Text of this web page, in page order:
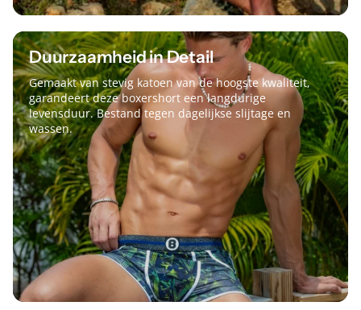
Duurzaamheid in Detail
Gemaakt van stevig katoen van de hoogste kwaliteit,
garandeert deze boxershort een langdurige
levensduur. Bestand tegen dagelijkse slijtage en
wassen.